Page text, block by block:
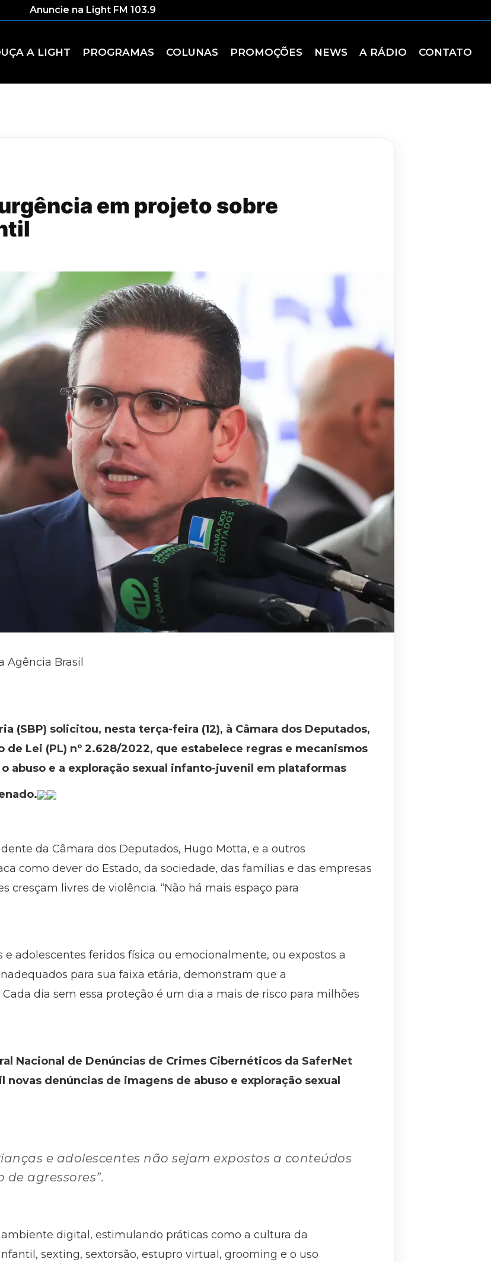
Anuncie na Light FM 103.9
A LIGHT PROGRAMAS COLUNAS PROMOÇÕES NEWS A RÁDIO CONTATO
em projeto sobre
Agência Brasil
(SBP) solicitou, nesta terça-feira (12), à Câmara dos Deputados,
Lei (PL) nº 2.628/2022, que estabelece regras e mecanismos
abuso e a exploração sexual infanto-juvenil em plataformas
da Câmara dos Deputados, Hugo Motta, e a outros
como dever do Estado, da sociedade, das famílias e das empresas
cresçam livres de violência. “Não há mais espaço para
e adolescentes feridos física ou emocionalmente, ou expostos a
para sua faixa etária, demonstram que a
dia sem essa proteção é um dia a mais de risco para milhões
Nacional de Denúncias de Crimes Cibernéticos da SaferNet
denúncias de imagens de abuso e exploração sexual
e adolescentes não sejam expostos a conteúdos
agressores”.
ambiente digital, estimulando práticas como a cultura da
sexting, sextorsão, estupro virtual, grooming e o uso